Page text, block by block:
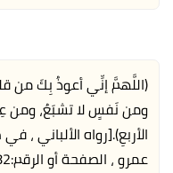
(اللَّهمَّ إنِّي أعوذُ بِكَ من
ومن نَفسٍ لا تشبَعُ، ومن
الأربعِ).[رواه الألباني ،
عمرو ، الصفحة أو الرقم:3482، حديث صحيح.]